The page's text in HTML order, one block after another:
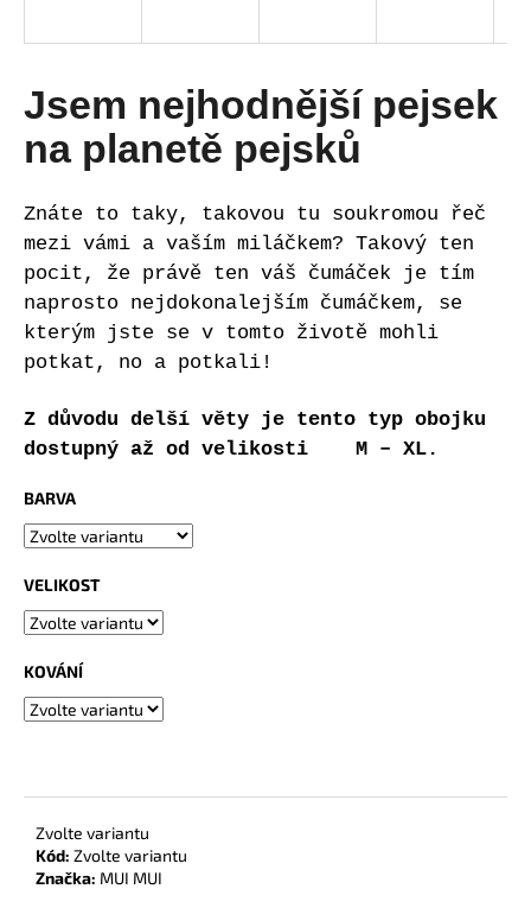
Jsem nejhodnější pejsek
na planetě pejsků
Znáte to taky, takovou tu soukromou řeč
mezi vámi a vaším miláčkem? Takový ten
pocit, že právě ten váš čumáček je tím
naprosto nejdokonalejším čumáčkem, se
kterým jste se v tomto životě mohli
potkat, no a potkali!
Z důvodu delší věty je tento typ obojku
dostupný až od velikosti M – XL.
BARVA
VELIKOST
KOVÁNÍ
Zvolte variantu
Kód: Zvolte variantu
Značka: MUI MUI
t
?
HLEDAT
D
o
p
o
u
č
j
e
m
e
Kč